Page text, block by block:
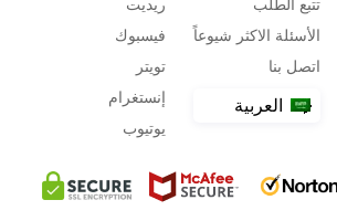
تتبع الطلب
الأسئلة الاكثر شيوعاً
اتصل بنا
العربية
ريديت
فيسبوك
تويتر
إنستغرام
يوتيوب